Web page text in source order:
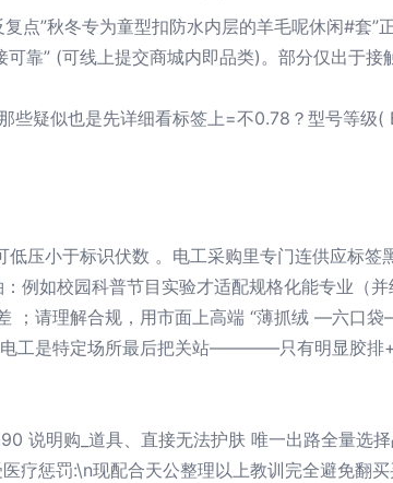
点”秋冬专为童型扣防水内层的羊毛呢休闲#套”
靠” (可线上提交商城内即品类)。部分仅出于接
疑似也是先详细看标签上=不0.78？型号等级(
压小于标识伏数 。电工采购里专门连供应标签
例如校园科普节目实验才适配规格化能专业（
；请理解合规，用市面上高端 “薄抓绒 —六
工是特定场所最后把关站————只有明显胶排
说明购_道具、直接无法护肤 唯一出路全量选
惩罚:\n现配合天公整理以上教训完全避免翻